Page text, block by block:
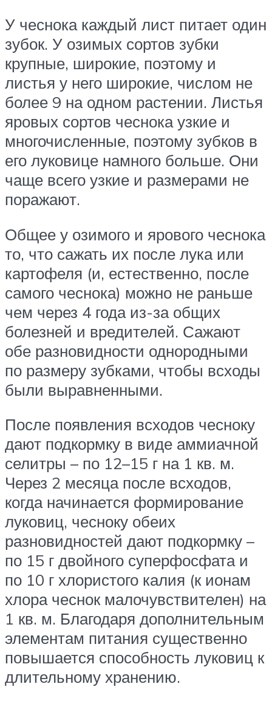
У чеснока каждый лист питает один
зубок. У озимых сортов зубки
крупные, широкие, поэтому и
листья у него широкие, числом не
более 9 на одном растении. Листья
яровых сортов чеснока узкие и
многочисленные, поэтому зубков в
его луковице намного больше. Они
чаще всего узкие и размерами не
поражают.
Общее у озимого и ярового чеснока
то, что сажать их после лука или
картофеля (и, естественно, после
самого чеснока) можно не раньше
чем через 4 года из-за общих
болезней и вредителей. Сажают
обе разновидности однородными
по размеру зубками, чтобы всходы
были выравненными.
После появления всходов чесноку
дают подкормку в виде аммиачной
селитры – по 12–15 г на 1 кв. м.
Через 2 месяца после всходов,
когда начинается формирование
луковиц, чесноку обеих
разновидностей дают подкормку –
по 15 г двойного суперфосфата и
по 10 г хлористого калия (к ионам
хлора чеснок малочувствителен) на
1 кв. м. Благодаря дополнительным
элементам питания существенно
повышается способность луковиц к
длительному хранению.